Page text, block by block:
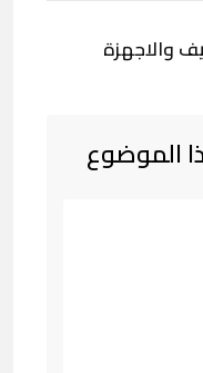
والاجهزة
الموضوع